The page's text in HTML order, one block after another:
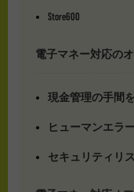
Store600
電子マネー対応の
現金管理の手間
ヒューマンエラ
セキュリティリ